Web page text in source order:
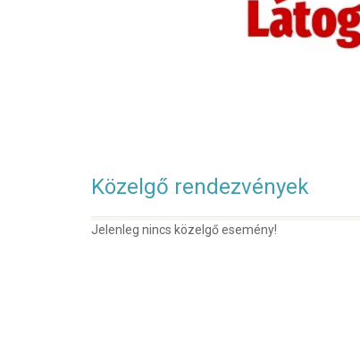
Közelgő rendezvények
Jelenleg nincs közelgő esemény!